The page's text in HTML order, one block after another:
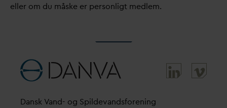
eller om du måske er personligt medlem.
Dansk Vand- og Spildevandsforening